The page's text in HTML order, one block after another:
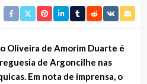
Oliveira de Amorim Duarte é
de Argoncilhe nas
Em nota de imprensa, o